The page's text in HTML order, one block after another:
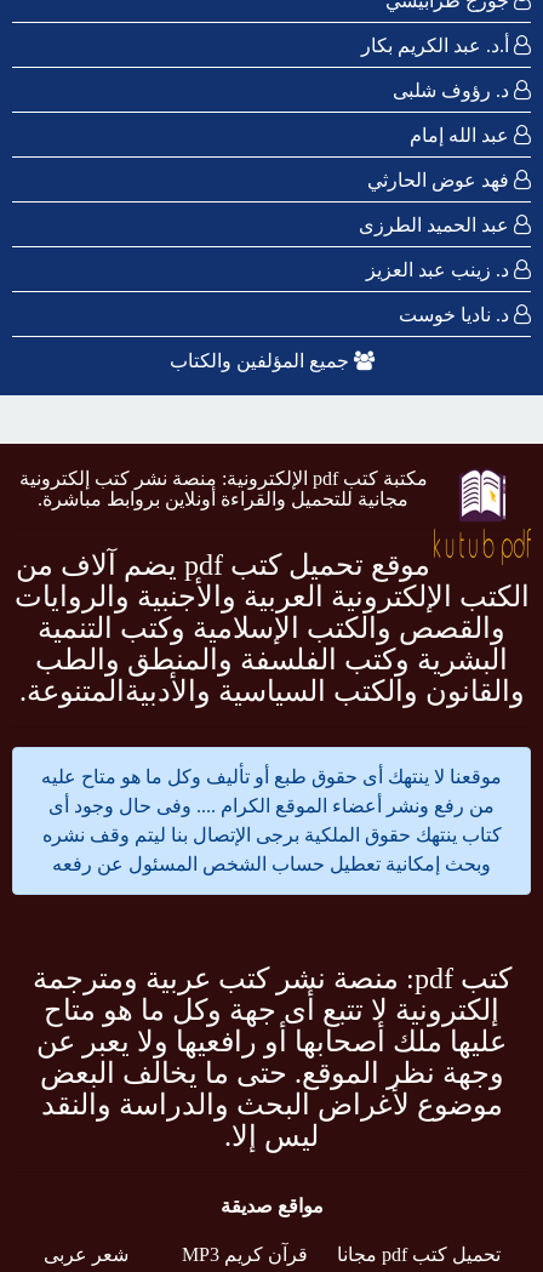
أ.د. عبد الكريم بكار
د. رؤوف شلبى
عبد الله إمام
فهد عوض الحارثي
عبد الحميد الطرزى
د. زينب عبد العزيز
د. ناديا خوست
جميع المؤلفين والكتاب
مكتبة كتب pdf الإلكترونية: منصة نشر كتب إلكترونية
مجانية للتحميل والقراءة أونلاين بروابط مباشرة.
موقع تحميل كتب pdf يضم آلاف من
الكتب الإلكترونية العربية والأجنبية والروايات
والقصص والكتب الإسلامية وكتب التنمية
البشرية وكتب الفلسفة والمنطق والطب
والقانون والكتب السياسية والأدبيةالمتنوعة.
موقعنا لا ينتهك أى حقوق طبع أو تأليف وكل ما هو متاح عليه
من رفع ونشر أعضاء الموقع الكرام .... وفى حال وجود أى
كتاب ينتهك حقوق الملكية برجى الإتصال بنا ليتم وقف نشره
وبحث إمكانية تعطيل حساب الشخص المسئول عن رفعه
كتب pdf: منصة نشر كتب عربية ومترجمة
إلكترونية لا تتبع أى جهة وكل ما هو متاح
عليها ملك أصحابها أو رافعيها ولا يعبر عن
وجهة نظر الموقع. حتى ما يخالف البعض
موضوع لأغراض البحث والدراسة والنقد
ليس إلا.
مواقع صديقة
تحميل كتب pdf مجانا قرآن كريم MP3 شعر عربى